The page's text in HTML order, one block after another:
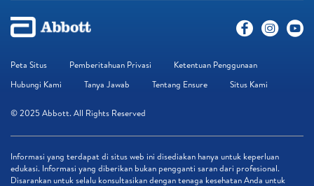
Peta Situs Pemberitahuan Privasi
Ketentuan Penggunaan
Hubungi Kami
Tanya Jawab Tentang Ensure Situs Kami
© 2025 Abbott. All Rights Reserved
Informasi yang terdapat di situs web ini disediakan hanya untuk keperluan
edukasi. Informasi yang diberikan bukan pengganti saran dari profesional.
Disarankan untuk selalu konsultasikan dengan tenaga kesehatan Anda untuk